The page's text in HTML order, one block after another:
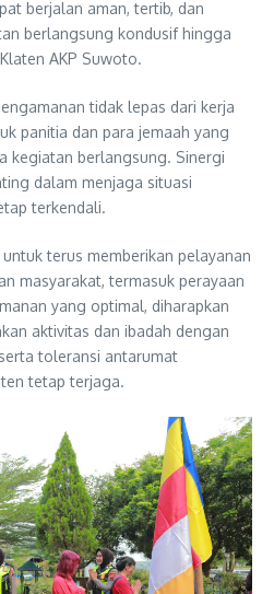
berjalan aman, tertib, dan
berlangsung kondusif hingga
AKP Suwoto.
tidak lepas dari kerja
panitia dan para jemaah yang
kegiatan berlangsung. Sinergi
dalam menjaga situasi
terkendali.
terus memberikan pelayanan
masyarakat, termasuk perayaan
yang optimal, diharapkan
aktivitas dan ibadah dengan
toleransi antarumat
tetap terjaga.